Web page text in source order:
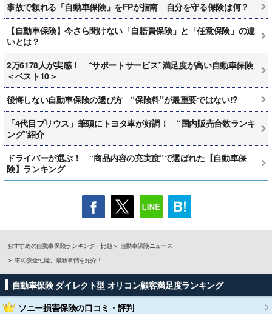
事故で頼れる「自動車保険」をFPが指南 自分を守る保険は何？
【自動車保険】今さら聞けない「自賠責保険」と「任意保険」の違
いとは？
2万6178人が実感！ “サポートサービス”満足度が高い自動車保険
＜ベスト10＞
後悔しない自動車保険の選び方 “保険料”が最重要ではない!?
「4代目プリウス」筆頭にトヨタ車が好調！ “国内販売台数ランキ
ング”紹介
ドライバーが選ぶ！ “商品内容の充実度”で選ばれた【自動車保
険】ランキング
おすすめの自動車保険ランキング・比較
自動車保険ニュース
車の安全性能、最新事情を紹介！
自動車保険 ダイレクト型 オリコン顧客満足度ランキング
ソニー損害保険の口コミ・評判